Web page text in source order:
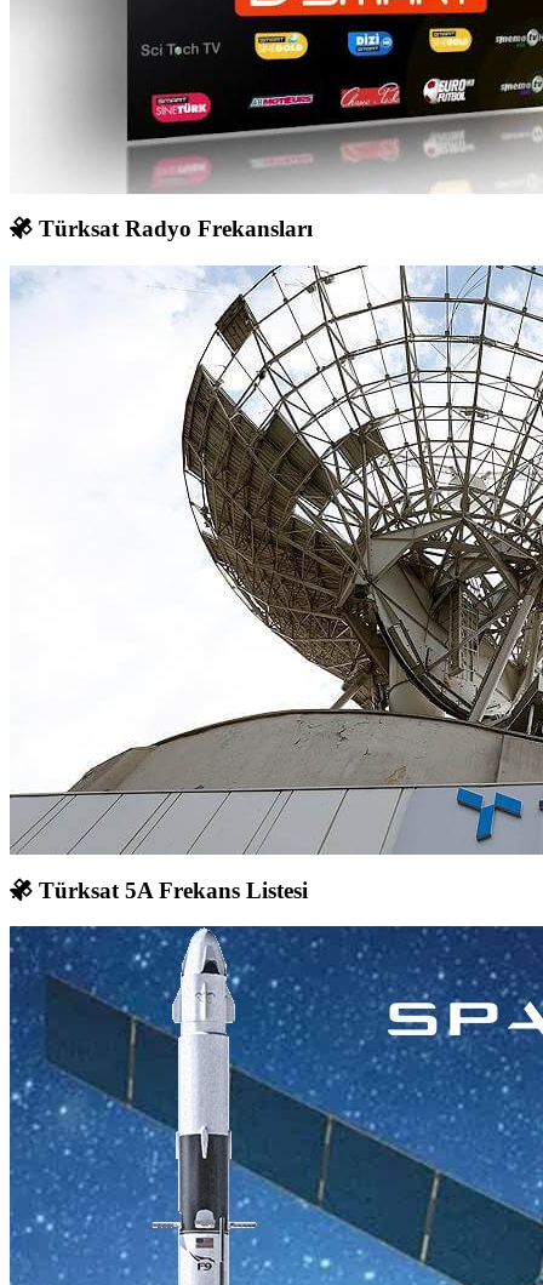
Türksat Radyo Frekansları
Türksat 5A Frekans Listesi